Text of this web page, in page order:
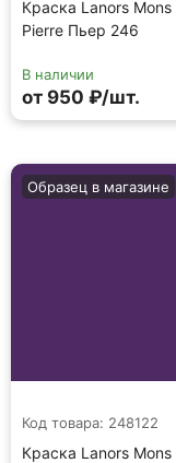
Краска Lanors Mons
Pierre Пьер 246
В наличии
от 950 ₽/шт.
Код товара: 248122
Краска Lanors Mons
Образец в магазине